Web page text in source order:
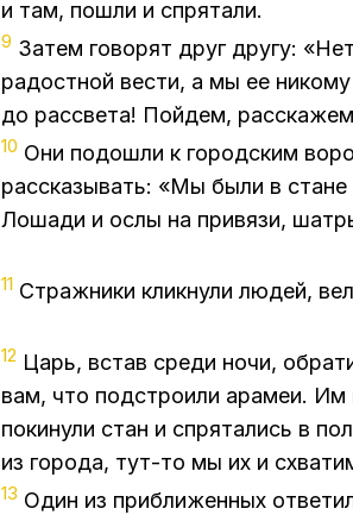
и там, пошли и спрятали.
9 Затем говорят друг другу:
радостной вести, а мы ее
до рассвета! Пойдем,
10 Они подошли к городским
рассказывать: «Мы были в
Лошади и ослы на привязи,
11 Стражники кликнули людей,
12 Царь, встав среди ночи,
вам, что подстроили арамеи. Им
покинули стан и спрятались в
из города, тут-то мы их и
13 Один из приближенных